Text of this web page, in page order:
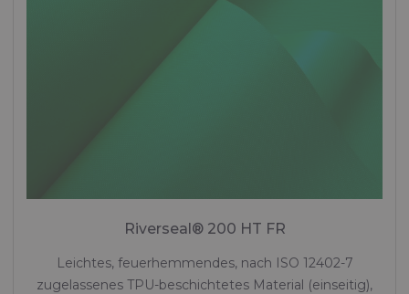
Riverseal® 200 HT FR
Leichtes, feuerhemmendes, nach ISO 12402-7
zugelassenes TPU-beschichtetes Material (einseitig),